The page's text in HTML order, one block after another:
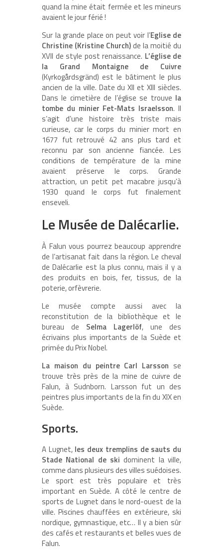
quand la mine était fermée et les mineurs
avaient le jour férié !
Sur la grande place on peut voir l’Eglise de
Christine (Kristine Church)de la moitié du
XVII de style post renaissance. L’église de
la Grand Montaigne de Cuivre
(Kyrkogårdsgränd) est le bâtiment le plus
ancien de la ville. Date du XII et XIII siècles.
Dans le cimetière de l’église se trouve la
tombe du minier Fet-Mats Israelsson. Il
s’agit d’une histoire très triste mais
curieuse, car le corps du minier mort en
1677 fut retrouvé 42 ans plus tard et
reconnu par son ancienne fiancée. Les
conditions de température de la mine
avaient préserve le corps. Grande
attraction, un petit pet macabre jusqu’à
1930 quand le corps fut finalement
enseveli.
Le Musée de Dalécarlie.
À Falun vous pourrez beaucoup apprendre
de l’artisanat fait dans la région. Le cheval
de Dalécarlie est la plus connu, mais il y a
des produits en bois, fer, tissus, de la
poterie, orfèvrerie.
Le musée compte aussi avec la
reconstitution de la bibliothèque et le
bureau de Selma Lagerlöf, une des
écrivains plus importants de la Suède et
primée du Prix Nobel.
La maison du peintre Carl Larsson se
trouve très près de la mine de cuivre de
Falun, à Sudnborn. Larsson fut un des
peintres plus importants de la fin du XIX en
Suède.
Sports.
A Lugnet, les deux tremplins de sauts du
Stade National de ski dominent la ville,
comme dans plusieurs des villes suédoises.
Le sport est très populaire et très
important en Suède. A côté le centre de
sports de Lugnet dans le nord-ouest de la
ville. Piscines chauffées en extérieure, ski
nordique, gymnastique, etc… Il y a bien sûr
des cafés et restaurants et belles vues de
Falun.